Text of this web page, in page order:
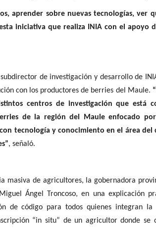
aprender sobre nuevas tecnologías, ver
iniciativa que realiza INIA con el apoyo
de investigación y desarrollo de
con los productores de berries del Maule.
centros de investigación que está
de la región del Maule enfocado
tecnología y conocimiento en el área
, señaló.
masiva de agricultores, la gobernadora
Ángel Troncoso, en una explicación
de código para todos quienes integran la
“in situ” de un agricultor donde
considera